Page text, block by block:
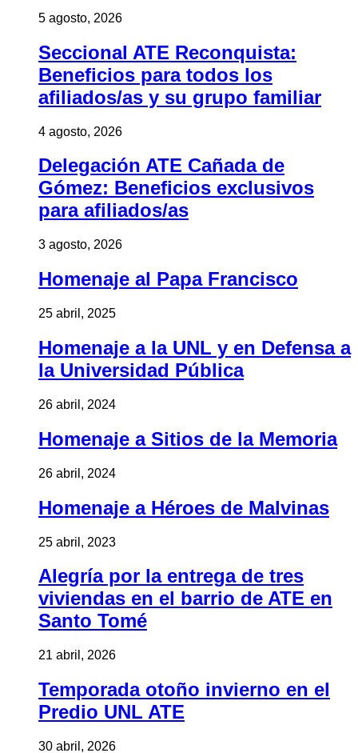
5 agosto, 2026
Seccional ATE Reconquista:
Beneficios para todos los
afiliados/as y su grupo familiar
4 agosto, 2026
Delegación ATE Cañada de
Gómez: Beneficios exclusivos
para afiliados/as
3 agosto, 2026
Homenaje al Papa Francisco
25 abril, 2025
Homenaje a la UNL y en Defensa a
la Universidad Pública
26 abril, 2024
Homenaje a Sitios de la Memoria
26 abril, 2024
Homenaje a Héroes de Malvinas
25 abril, 2023
Alegría por la entrega de tres
viviendas en el barrio de ATE en
Santo Tomé
21 abril, 2026
Temporada otoño invierno en el
Predio UNL ATE
30 abril, 2026